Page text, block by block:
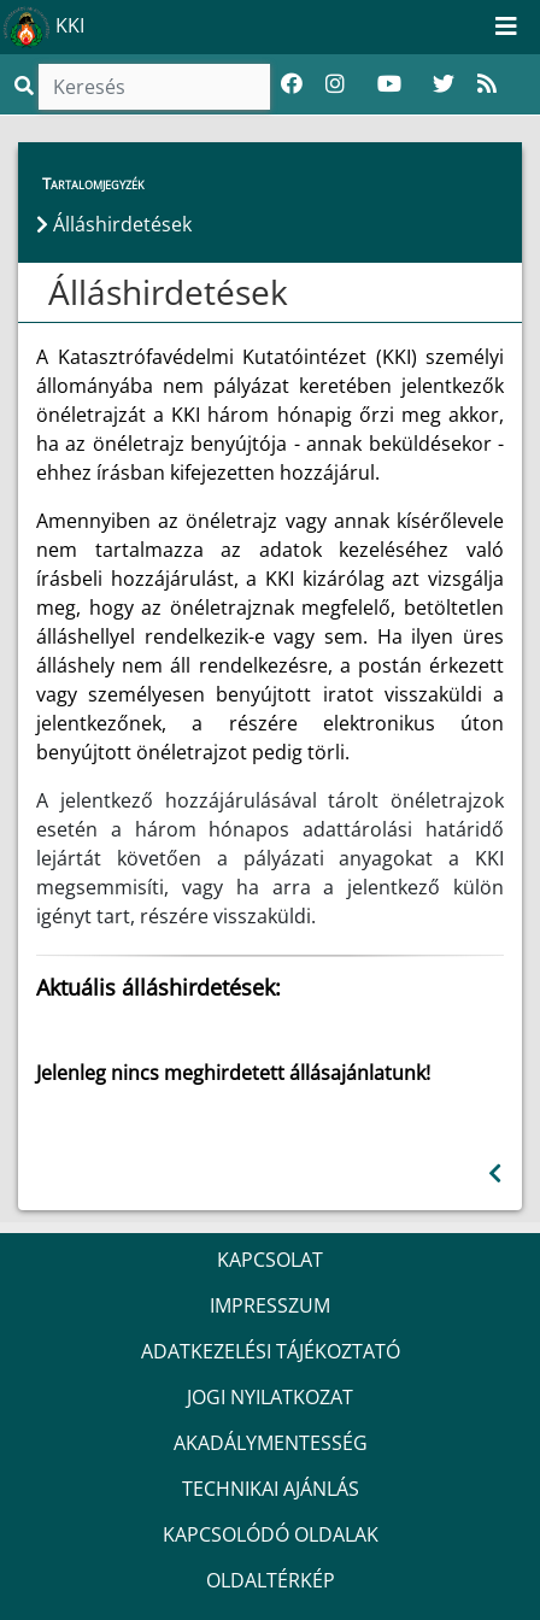
KKI
Magunkról
Tartalomjegyzék
Álláshirdetések
Álláshirdetések
A Katasztrófavédelmi Kutatóintézet (KKI) személyi
állományába nem pályázat keretében jelentkezők
önéletrajzát a KKI három hónapig őrzi meg akkor,
ha az önéletrajz benyújtója - annak beküldésekor -
ehhez írásban kifejezetten hozzájárul.
Amennyiben az önéletrajz vagy annak kísérőlevele
nem tartalmazza az adatok kezeléséhez való
írásbeli hozzájárulást, a KKI kizárólag azt vizsgálja
meg, hogy az önéletrajznak megfelelő, betöltetlen
álláshellyel rendelkezik-e vagy sem. Ha ilyen üres
álláshely nem áll rendelkezésre, a postán érkezett
vagy személyesen benyújtott iratot visszaküldi a
jelentkezőnek, a részére elektronikus úton
benyújtott önéletrajzot pedig törli.
A jelentkező hozzájárulásával tárolt önéletrajzok
esetén a három hónapos adattárolási határidő
lejártát követően a pályázati anyagokat a KKI
megsemmisíti, vagy ha arra a jelentkező külön
igényt tart, részére visszaküldi.
Aktuális álláshirdetések:
Jelenleg nincs meghirdetett állásajánlatunk!
KAPCSOLAT
IMPRESSZUM
ADATKEZELÉSI TÁJÉKOZTATÓ
JOGI NYILATKOZAT
AKADÁLYMENTESSÉG
TECHNIKAI AJÁNLÁS
KAPCSOLÓDÓ OLDALAK
OLDALTÉRKÉP